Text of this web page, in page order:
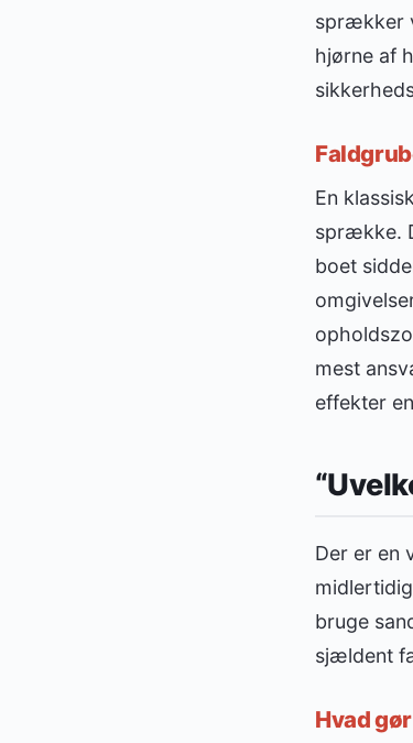
sprækker
hjørne af
En
sprække.
boet
mest
effekter
Der er en
bruge
sjældent
Hvad